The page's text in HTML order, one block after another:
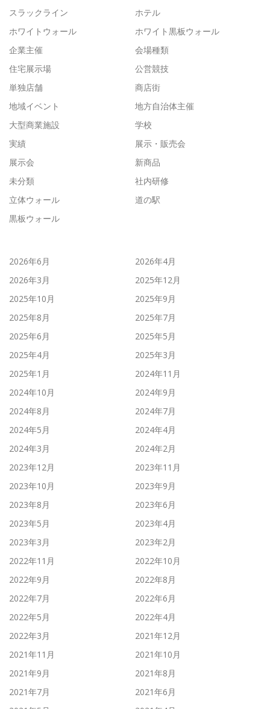
スラックライン
ホテル
ホワイトウォール
ホワイト黒板ウォール
企業主催
会場種類
住宅展示場
公営競技
単独店舗
商店街
地域イベント
地方自治体主催
大型商業施設
学校
実績
展示・販売会
展示会
新商品
未分類
社内研修
立体ウォール
道の駅
黒板ウォール
2026年6月
2026年4月
2026年3月
2025年12月
2025年10月
2025年9月
2025年8月
2025年7月
2025年6月
2025年5月
2025年4月
2025年3月
2025年1月
2024年11月
2024年10月
2024年9月
2024年8月
2024年7月
2024年5月
2024年4月
2024年3月
2024年2月
2023年12月
2023年11月
2023年10月
2023年9月
2023年8月
2023年6月
2023年5月
2023年4月
2023年3月
2023年2月
2022年11月
2022年10月
2022年9月
2022年8月
2022年7月
2022年6月
2022年5月
2022年4月
2022年3月
2021年12月
2021年11月
2021年10月
2021年9月
2021年8月
2021年7月
2021年6月